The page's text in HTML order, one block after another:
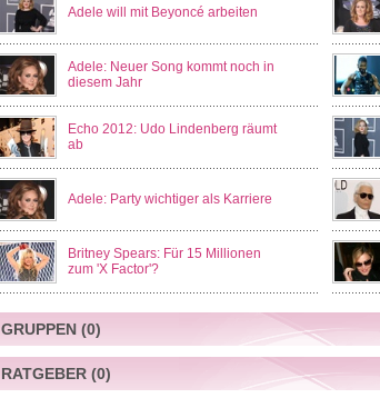
Adele will mit Beyoncé arbeiten
Adele: Neuer Song kommt noch in
diesem Jahr
Echo 2012: Udo Lindenberg räumt
ab
Adele: Party wichtiger als Karriere
Britney Spears: Für 15 Millionen
zum 'X Factor'?
GRUPPEN(0)
RATGEBER(0)